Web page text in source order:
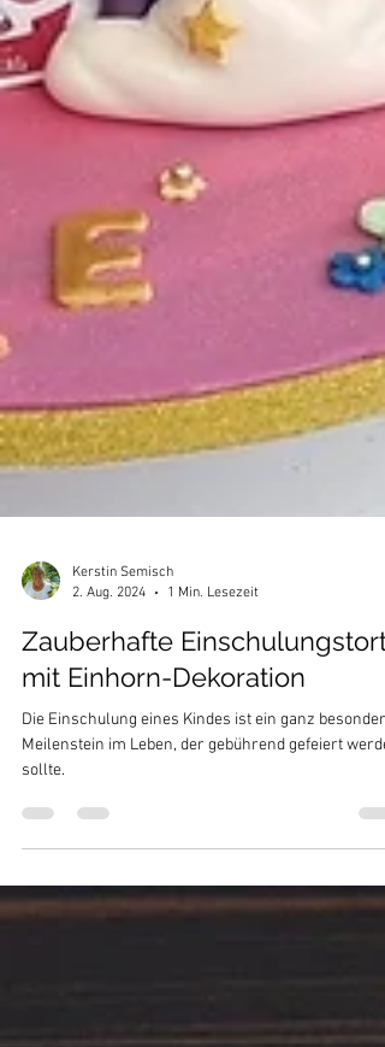
2. Aug. 2024
1 Min. Lesezeit
Zauberhafte
mit Einhorn-Dekoration
Die Einschulung eines Kindes ist ein ganz